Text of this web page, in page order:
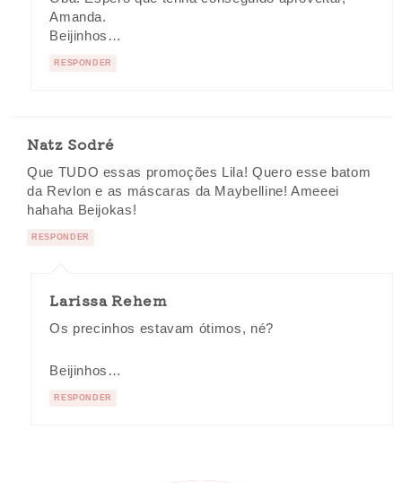
Amanda.
Beijinhos…
RESPONDER
Natz Sodré
Que TUDO essas promoções Lila! Quero esse batom
da Revlon e as máscaras da Maybelline! Ameeei
hahaha Beijokas!
RESPONDER
Larissa Rehem
Os precinhos estavam ótimos, né?
Beijinhos…
RESPONDER